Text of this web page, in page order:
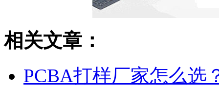
相关文章：
PCBA打样厂家怎么选